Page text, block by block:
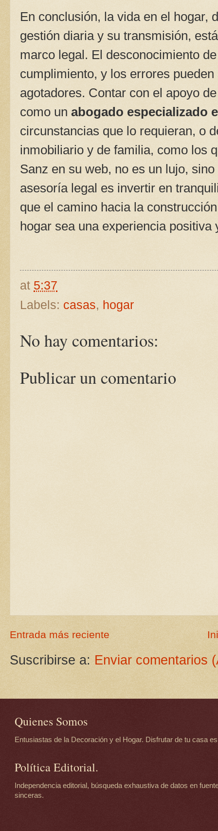
En conclusión, la vida en el hogar,
gestión diaria y su transmisión,
marco legal. El desconocimiento
cumplimiento, y los errores
agotadores. Contar con el apoyo
como un abogado especializado
circunstancias que lo requieran, o
inmobiliario y de familia, como los
Sanz en su web, no es un lujo,
asesoría legal es invertir en
que el camino hacia la
hogar sea una experiencia positiva
at 5:37
Labels: casas, hogar
No hay comentarios:
Publicar un comentario
Entrada más reciente
Suscribirse a: Enviar comentarios
Quienes Somos
Entusiastas de la Decoración y el Hogar. Disfrutar de tu casa
Política Editorial.
Independencia editorial, búsqueda exhaustiva de datos en
sinceras.